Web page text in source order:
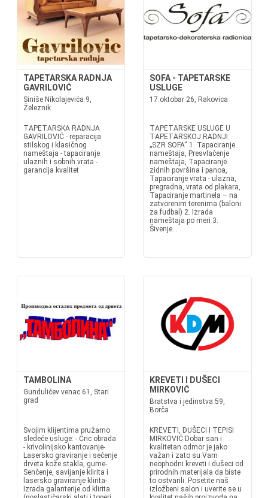
TAPETARSKA RADNJA
GAVRILOVIĆ
Siniše Nikolajevića 9,
Železnik
TAPETARSKA RADNJA
GAVRILOVIĆ - reparacija
stilskog i klasičnog
nameštaja - tapaciranje
ulaznih i sobnih vrata -
garancija kvalitet
SOFA - TAPETARSKE
USLUGE
17.oktobar 26, Rakovica
TAPETARSKE USLUGE U
TAPETARSKOJ RADNJI
„SZR SOFA“ 1. Tapaciranje
nameštaja, Presvlačenje
nameštaja, Tapaciranje
zidnih površina i panoa,
Tapaciranje vrata - ulazna,
pregradna, vrata od plakara,
Tapaciranje martinela – na
zatvorenim terenima (baloni
za fudbal) 2. Izrada
nameštaja po meri 3.
Šivenje...
TAMBOLINA
Gundulićev venac 61, Stari
grad
Svojim klijentima pružamo
sledeće usluge: - Cnc obrada
- krivolinijsko kantovanje-
Lasersko graviranje i sečenje
drveta kože stakla, gume-
Senčenje, savijanje klirita i
lasersko graviranje klirita-
Izrada galanterije od klirita
KREVETI I DUŠECI
MIRKOVIĆ
Bratstva i jedinstva 59,
Borča
KREVETI, DUŠECI I TEPISI
MIRKOVIĆ Dobar san i
kvalitetan odmor je jako
važan i zato su Vam
neophodni kreveti i dušeci od
prirodnih materijala da biste
to ostvarili. Posetite naš
izložbeni salon i uverite se u